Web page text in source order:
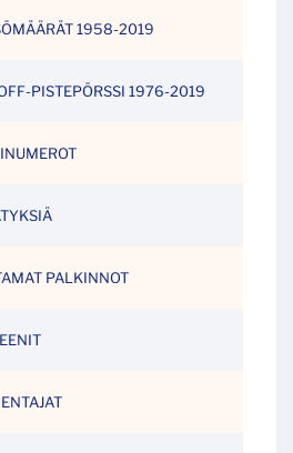
1958-2019
PISTEPÖRSSI 1976-2019
PALKINNOT